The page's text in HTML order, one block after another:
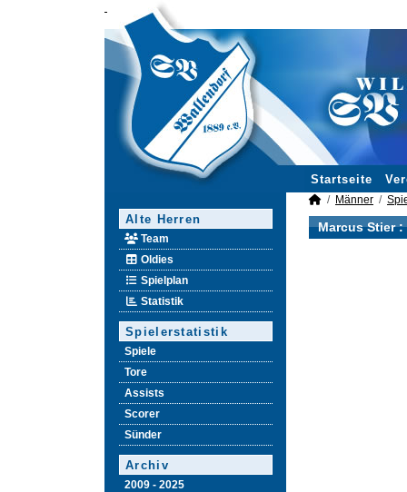
Startseite
Alte Herren
Team
Oldies
Spielplan
Statistik
Spielerstatistik
Spiele
Tore
Assists
Scorer
Sünder
Archiv
2009 - 2025
Männer
Marcus Stier